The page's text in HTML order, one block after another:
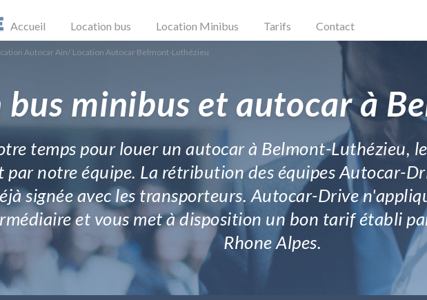
Accueil Location bus Location Minibus Tarifs Contact
Autocar Ain/ Location Autocar Belmont-Luthézieu
bus minibus et autocar à
temps pour louer un autocar à Belmont-Luthézieu,
par notre équipe. La rétribution des équipes Autocar-
signée avec les transporteurs. Autocar-Drive
et vous met à disposition un bon tarif établi
Rhone Alpes.